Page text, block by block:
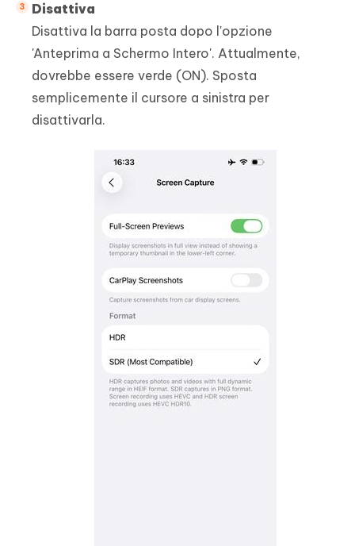
Disattiva
Disattiva la barra posta dopo l'opzione
'Anteprima a Schermo Intero'. Attualmente,
dovrebbe essere verde (ON). Sposta
semplicemente il cursore a sinistra per
disattivarla.